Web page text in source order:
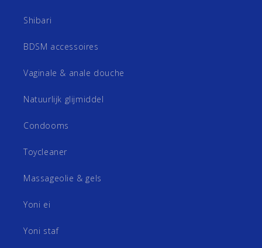
Shibari
BDSM accessoires
Vaginale & anale douche
Natuurlijk glijmiddel
Condooms
Toycleaner
Massageolie & gels
Yoni ei
Yoni staf